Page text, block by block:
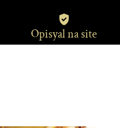
Opisyal na site